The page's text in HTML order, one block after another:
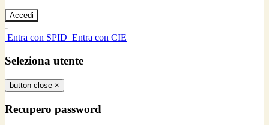
-
Entra con SPID Entra con CIE
Seleziona utente
button close ×
Recupero password